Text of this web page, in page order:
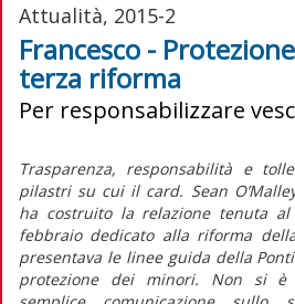
Attualità, 2015-2
Francesco -
terza riforma
Per responsabilizzare
Trasparenza, responsabilità e
pilastri su cui il card. Sean
ha costruito la relazione tenuta
febbraio dedicato alla riforma
presentava le linee guida della
protezione dei minori. Non si